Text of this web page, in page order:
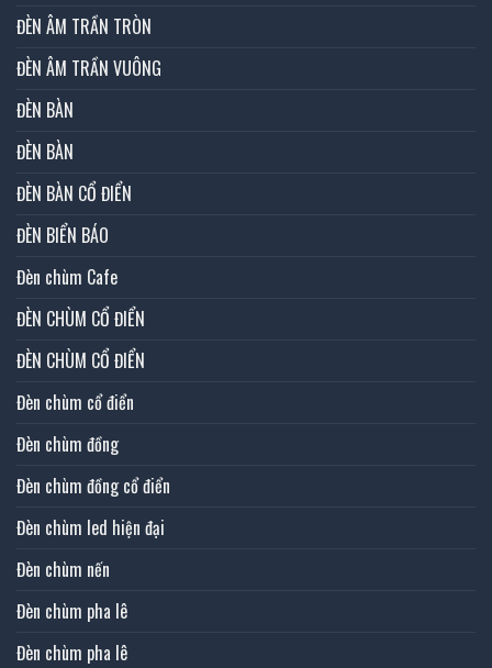
ĐÈN ÂM TRẦN TRÒN
ĐÈN ÂM TRẦN VUÔNG
ĐÈN BÀN
ĐÈN BÀN
ĐÈN BÀN CỔ ĐIỂN
ĐÈN BIỂN BÁO
Đèn chùm Cafe
ĐÈN CHÙM CỔ ĐIỂN
ĐÈN CHÙM CỔ ĐIỂN
Đèn chùm cổ điển
Đèn chùm đồng
Đèn chùm đồng cổ điển
Đèn chùm led hiện đại
Đèn chùm nến
Đèn chùm pha lê
Đèn chùm pha lê